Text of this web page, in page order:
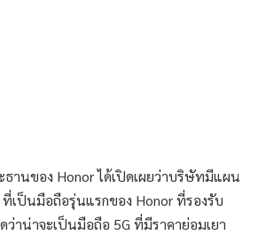
ธานของ Honor ได้เปิดเผยว่าบริษัทมีแผน
ที่เป็นมือถือรุ่นแรกของ Honor ที่รองรับ
ว่าน่าจะเป็นมือถือ 5G ที่มีราคาย่อมเยา